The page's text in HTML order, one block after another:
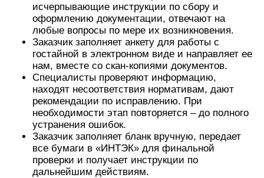
исчерпывающие инструкции по сбору и
оформлению документации, отвечают на
любые вопросы по мере их возникновения.
Заказчик заполняет анкету для работы с
гостайной в электронном виде и направляет ее
нам, вместе со скан-копиями документов.
Специалисты проверяют информацию,
находят несоответствия нормативам, дают
рекомендации по исправлению. При
необходимости этап повторяется – до полного
устранения ошибок.
Заказчик заполняет бланк вручную, передает
все бумаги в «ИНТЭК» для финальной
проверки и получает инструкции по
дальнейшим действиям.